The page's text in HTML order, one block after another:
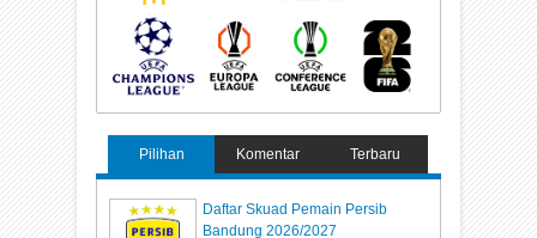
Pilihan Komentar Terbaru
Daftar Skuad Pemain Persib
Bandung 2026/2027